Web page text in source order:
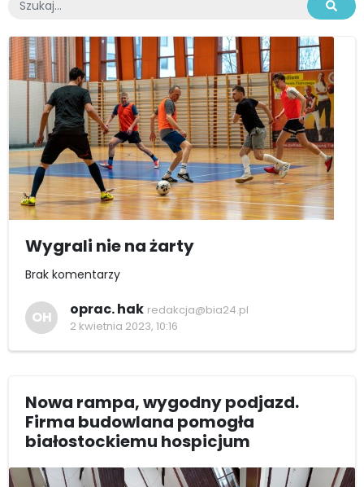
Wygrali nie na żarty
Brak komentarzy
OH oprac. hak redakcja@bia24.pl
2 kwietnia 2023, 10:16
Nowa rampa, wygodny podjazd.
Firma budowlana pomogła
białostockiemu hospicjum